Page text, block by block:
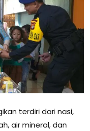
terdiri dari nasi,
air mineral, dan